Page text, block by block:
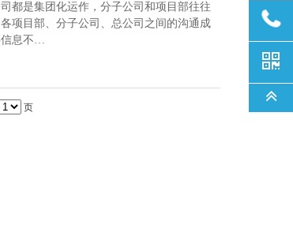
都是集团化运作，分子公司和项目部往往
项目部、分子公司、总公司之间的沟通成
信息不…
页